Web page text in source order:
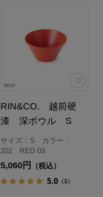
RIN&CO. 越前硬
漆 深ボウル S
サイズ：S カラー：
202 RED 03
5,060円 （税込）
5.0（3）